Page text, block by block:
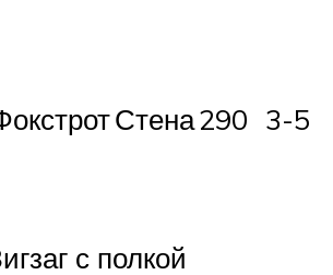
Стена290 3-5
с полкой